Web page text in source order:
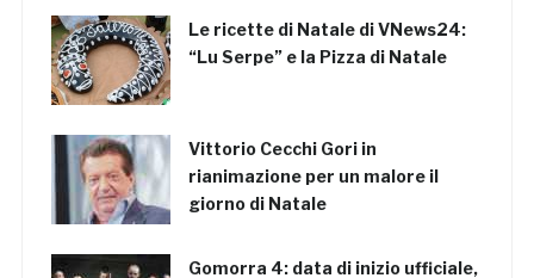
Le ricette di Natale di VNews24:
“Lu Serpe” e la Pizza di Natale
Vittorio Cecchi Gori in
rianimazione per un malore il
giorno di Natale
Gomorra 4: data di inizio ufficiale,